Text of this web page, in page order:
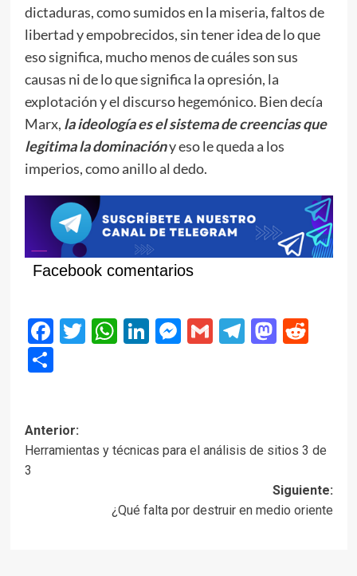
dictaduras, como sumidos en la miseria, faltos de
libertad y empobrecidos, sin tener idea de lo que
eso significa, mucho menos de cuáles son sus
causas ni de lo que significa la opresión, la
explotación y el discurso hegemónico. Bien decía
Marx, la ideología es el sistema de creencias que
legitima la dominacióny eso le queda a los
imperios, como anillo al dedo.
Facebook comentarios
Facebook
Twitter
WhatsApp
LinkedIn
Messenger
GmailTelegram
Compartir
Navegación
de
Anterior:
Herramientas y técnicas para el análisis de sitios 3 de
3
Siguiente:
¿Qué falta por destruir en medio oriente